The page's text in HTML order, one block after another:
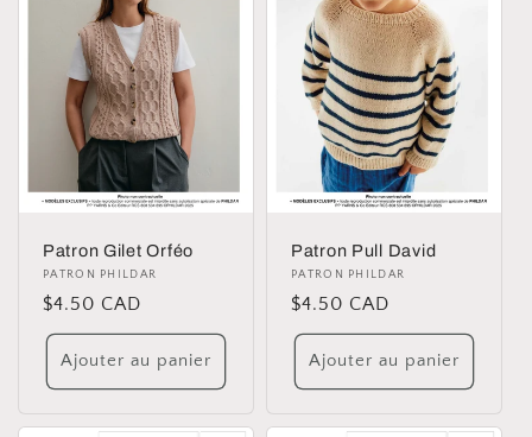
Patron Gilet Orféo
Distributeur :
PATRON PHILDAR
Prix
habituel
$4.50 CAD
Ajouter au panier
Patron Pull David
Distributeur :
PATRON PHILDAR
Prix
habituel
$4.50 CAD
Ajouter au panier